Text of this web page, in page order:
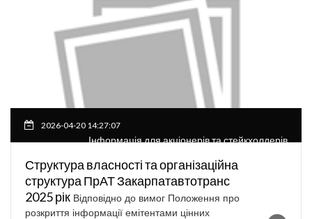
2026-04-20 14:27:07
Інформація для акціонерів та стейкхолдерів
Структура власності та організаційна
структура ПрАТ Закарпатавтотранс
2025 рік Відповідно до вимог Положення про
розкриття інформації емітентами цінних